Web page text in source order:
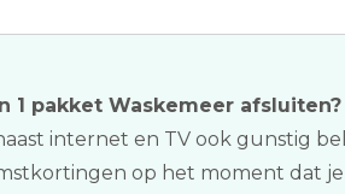
1 pakket Waskemeer afsluiten?
internet en TV ook gunstig
op het moment dat je